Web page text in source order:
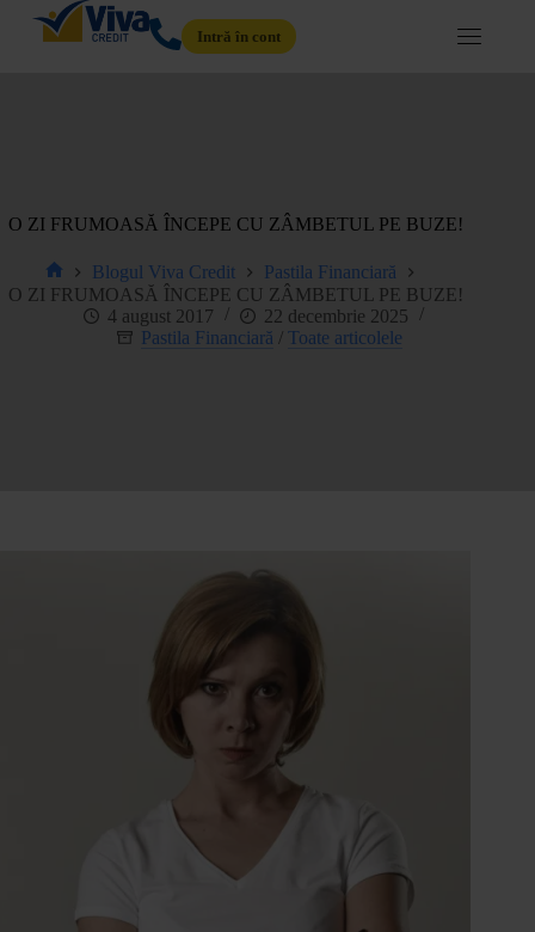
Intră în cont
O ZI FRUMOASĂ ÎNCEPE CU ZÂMBETUL PE BUZE!
Blogul Viva Credit
Pastila Financiară
O ZI FRUMOASĂ ÎNCEPE CU ZÂMBETUL PE BUZE!
4 august 2017
22 decembrie 2025
Pastila Financiară / Toate articolele